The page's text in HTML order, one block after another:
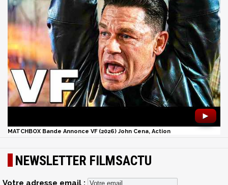
►
MATCHBOX Bande Annonce VF (2026) John Cena, Action
NEWSLETTER FILMSACTU
Votre adresse email :